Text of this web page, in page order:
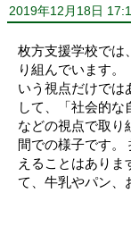
2019年12月18日
枚方支援学校では
り組んでいます。
いう視点だけでは
して、「社会的な
などの視点で取り
間での様子です。
えることはありま
て、牛乳やパン、